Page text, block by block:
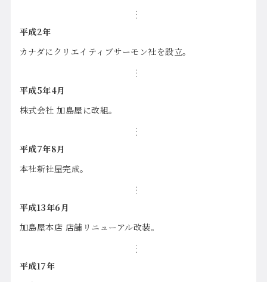
平成2年
カナダにクリエイティブサーモン社を設立。
平成5年4月
株式会社 加島屋に改組。
平成7年8月
本社新社屋完成。
平成13年6月
加島屋本店 店舗リニューアル改装。
平成17年